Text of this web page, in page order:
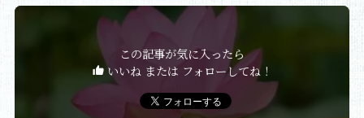
この記事が気に入ったら
いいね または フォローしてね！